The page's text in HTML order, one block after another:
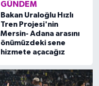
GÜNDEM
Bakan Uraloğlu Hızlı
Tren Projesi'nin
Mersin- Adana arasını
önümüzdeki sene
hizmete açacağız